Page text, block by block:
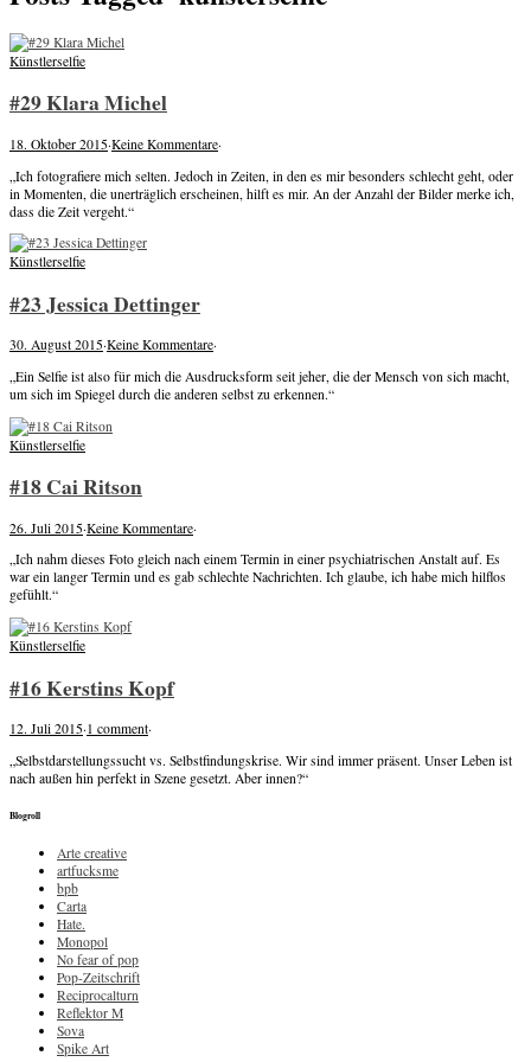
Künstlerselfie
#29 Klara Michel
18. Oktober 2015·Keine Kommentare·
„Ich fotografiere mich selten. Jedoch in Zeiten, in den es mir besonders schlecht geht, oder
in Momenten, die unerträglich erscheinen, hilft es mir. An der Anzahl der Bilder merke ich,
dass die Zeit vergeht.“
Künstlerselfie
#23 Jessica Dettinger
30. August 2015·Keine Kommentare·
„Ein Selfie ist also für mich die Ausdrucksform seit jeher, die der Mensch von sich macht,
um sich im Spiegel durch die anderen selbst zu erkennen.“
Künstlerselfie
#18 Cai Ritson
26. Juli 2015·Keine Kommentare·
„Ich nahm dieses Foto gleich nach einem Termin in einer psychiatrischen Anstalt auf. Es
war ein langer Termin und es gab schlechte Nachrichten. Ich glaube, ich habe mich hilflos
gefühlt.“
Künstlerselfie
#16 Kerstins Kopf
12. Juli 2015·1 comment·
„Selbstdarstellungssucht vs. Selbstfindungskrise. Wir sind immer präsent. Unser Leben ist
nach außen hin perfekt in Szene gesetzt. Aber innen?“
Blogroll
Arte creative
artfucksme
bpb
Carta
Hate.
Monopol
No fear of pop
Pop-Zeitschrift
Reciprocalturn
Reflektor M
Sova
Spike Art